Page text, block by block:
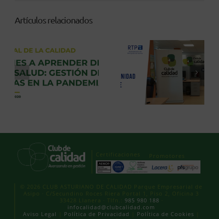
Artículos relacionados
Certificaciones Promotores
© 2026 CLUB ASTURIANO DE CALIDAD Parque Empresarial de
Asipo · C/Secundino Roces Riera Portal 1, Piso 2, Oficina 3
33428 Llanera · Tlfn.: 985 980 188
infocalidad@clubcalidad.com
Aviso Legal
Política de Privacidad Política de Cookies